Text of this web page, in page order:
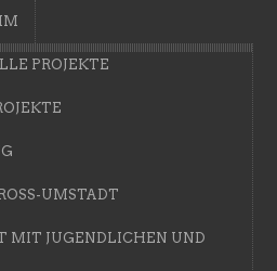
PROJEKTE
UMSTADT
MIT JUGENDLICHEN UND